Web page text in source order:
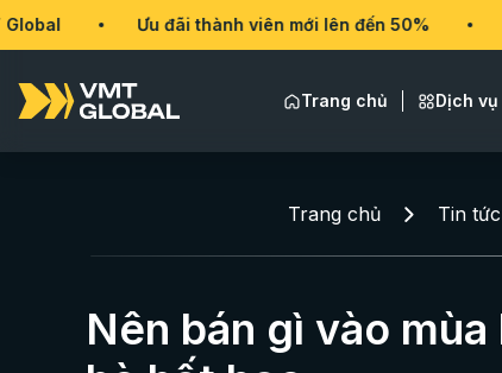
Ưu đãi thành viên mới lên đến 50% VMT Global
Trang chủ Dịch vụ
Trang chủ Tin tức
Nên bán gì vào